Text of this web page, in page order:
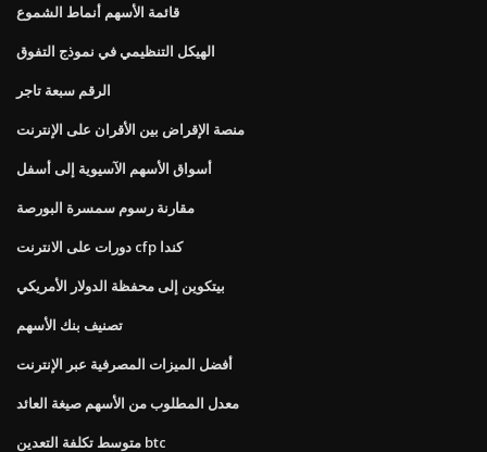
قائمة الأسهم أنماط الشموع
الهيكل التنظيمي في نموذج التفوق
الرقم سبعة تاجر
منصة الإقراض بين الأقران على الإنترنت
أسواق الأسهم الآسيوية إلى أسفل
مقارنة رسوم سمسرة البورصة
دورات على الانترنت cfp كندا
بيتكوين إلى محفظة الدولار الأمريكي
تصنيف بنك الأسهم
أفضل الميزات المصرفية عبر الإنترنت
معدل المطلوب من الأسهم صيغة العائد
متوسط ​​تكلفة التعدين btc